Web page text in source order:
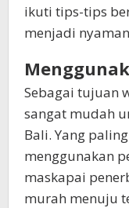
ikuti tips-tips
menjadi
Sebagai tujuan
sangat mudah
Bali. Yang
menggunakan
maskapai
murah menuju